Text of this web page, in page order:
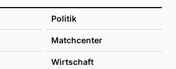
Politik
Matchcenter
Wirtschaft